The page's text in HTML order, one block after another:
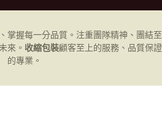
掌握每一分品質。注重團隊精神、團結至
來。 收縮包裝顧客至上的服務、品質保證
的專業。